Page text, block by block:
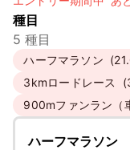
種目
5 種目
ハーフマラソン
3kmロードレース
900mファンラン（
ハーフマラソン